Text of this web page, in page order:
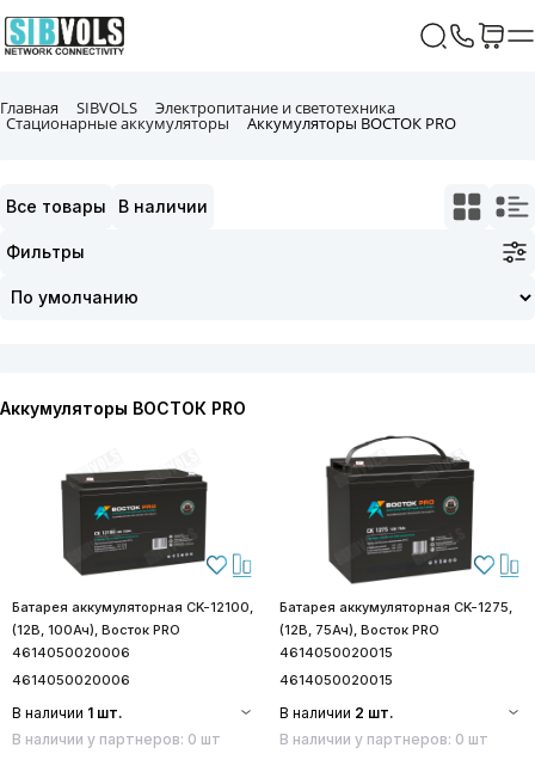
Главная SIBVOLS Электропитание и светотехника
Стационарные аккумуляторы Аккумуляторы ВОСТОК PRO
Все товары В наличии
Фильтры
Аккумуляторы ВОСТОК PRO
Батарея аккумуляторная CK-12100,
(12В, 100Ач), Восток PRO
4614050020006
4614050020006
В наличии 1 шт.
В наличии у партнеров: 0 шт
Батарея аккумуляторная CK-1275,
(12В, 75Ач), Восток PRO
4614050020015
4614050020015
В наличии 2 шт.
В наличии у партнеров: 0 шт